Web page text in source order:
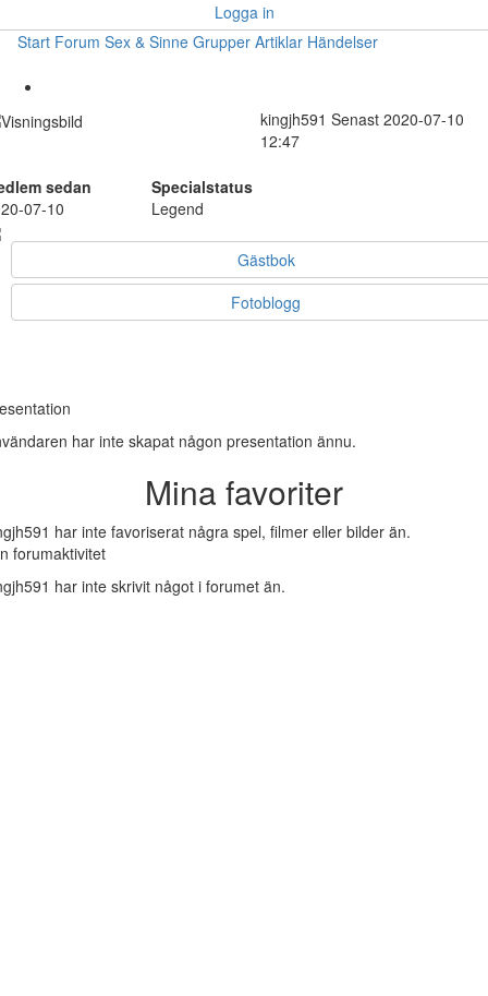
Logga in
Start Forum Sex & Sinne Grupper Artiklar Händelser
kingjh591 Senast 2020-07-10
12:47
sedan
Specialstatus
07-10
Legend
Gästbok
Fotoblogg
har inte skapat någon presentation ännu.
Mina favoriter
har inte favoriserat några spel, filmer eller bilder än.
forumaktivitet
har inte skrivit något i forumet än.